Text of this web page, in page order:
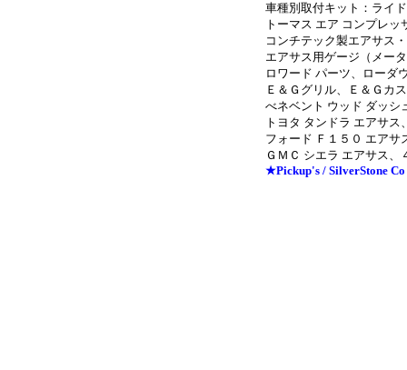
車種別取付キット：ライ
トーマス エア コンプレ
コンチテック製エアサス
エアサス用ゲージ（メー
ロワード パーツ、ローダ
Ｅ＆Ｇグリル、Ｅ＆Ｇカ
べネベント ウッド ダッシ
トヨタ タンドラ エアサ
フォード Ｆ１５０ エアサ
ＧＭＣ シエラ エアサス
★Pickup's / SilverStone Co